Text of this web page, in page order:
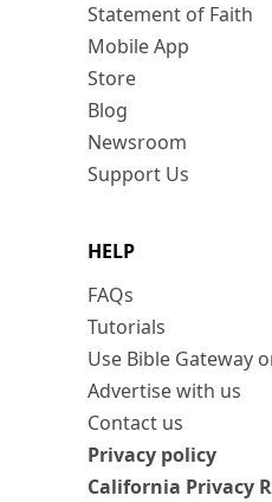
Statement of Faith
Mobile App
Store
Blog
Newsroom
Support Us
HELP
FAQs
Tutorials
Use Bible Gateway
Advertise with us
Contact us
Privacy policy
California Privacy